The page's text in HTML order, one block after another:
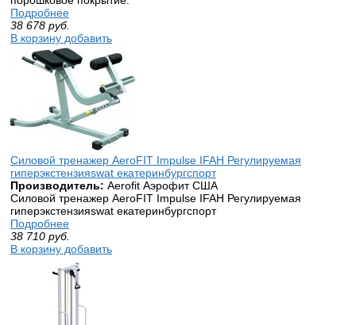
Подробнее
38 678 руб.
В корзину добавить
Силовой тренажер AeroFIT Impulse IFAH Регулируемая
гиперэкстензияswat екатеринбургспорт
Производитель: Aerofit Аэрофит США
Силовой тренажер AeroFIT Impulse IFAH Регулируемая
гиперэкстензияswat екатеринбургспорт
Подробнее
38 710 руб.
В корзину добавить